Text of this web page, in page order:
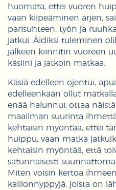
huomata, ettei vuoren
vaan kiipeäminen arjen,
parisuhteen, työn ja
jatkui. Äidiksi tuleminen
jälkeen kiinnitin vuoreen
käsiini ja jatkoin matkaa.
Käsiä edelleen ojentui,
edelleenkään ollut
enää halunnut ottaa näistä
maailman suurinta
kehtaisin myöntää, ettei
huippu, vaan matka
kehtaisin myöntää, että
satunnaisesti
Miten voisin kertoa
kallionnyppyjä, joista on